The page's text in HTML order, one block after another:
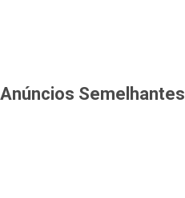
Anúncios Semelhantes